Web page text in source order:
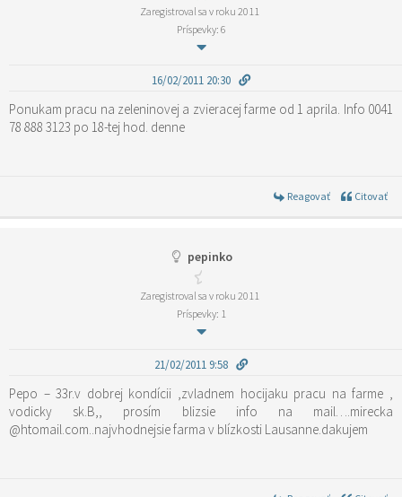
Zaregistroval sa v roku 2011
Príspevky: 6
16/02/2011 20:30
Ponukam pracu na zeleninovej a zvieracej farme od 1 aprila. Info 0041
78 888 3123 po 18-tej hod. denne
Reagovať Citovať
pepinko
Zaregistroval sa v roku 2011
Príspevky: 1
21/02/2011 9:58
Pepo – 33r.v dobrej kondícii ,zvladnem hocijaku pracu na farme ,
vodicky sk.B,, prosím blizsie info na mail….mirecka
@htomail.com..najvhodnejsie farma v blízkosti Lausanne.dakujem